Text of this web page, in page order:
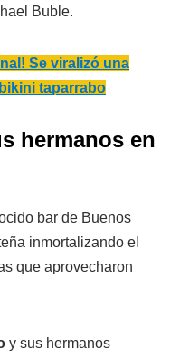
Buble.
Se viralizó una
taparrabo
hermanos en
bar de Buenos
inmortalizando el
que aprovecharon
y sus hermanos